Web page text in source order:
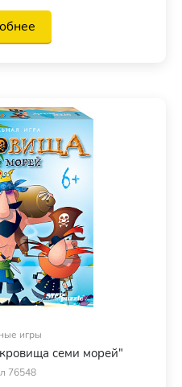
игры
семи морей"
76548